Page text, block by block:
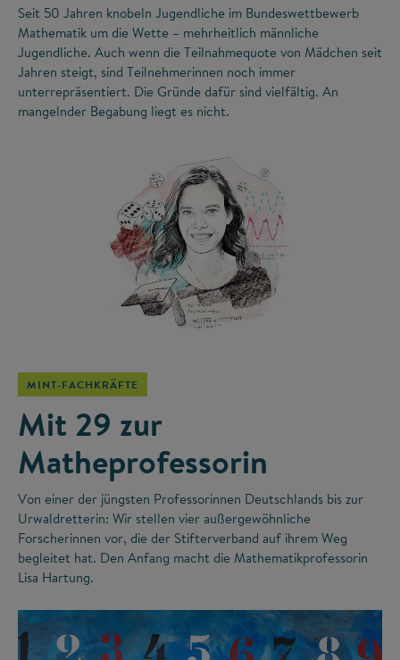
Seit 50 Jahren knobeln Jugendliche im Bundeswettbewerb
Mathematik um die Wette – mehrheitlich männliche
Jugendliche. Auch wenn die Teilnahmequote von Mädchen seit
Jahren steigt, sind Teilnehmerinnen noch immer
unterrepräsentiert. Die Gründe dafür sind vielfältig. An
mangelnder Begabung liegt es nicht.
MINT-FACHKRÄFTE
Mit 29 zur
Matheprofessorin
Von einer der jüngsten Professorinnen Deutschlands bis zur
Urwaldretterin: Wir stellen vier außergewöhnliche
Forscherinnen vor, die der Stifterverband auf ihrem Weg
begleitet hat. Den Anfang macht die Mathematikprofessorin
Lisa Hartung.